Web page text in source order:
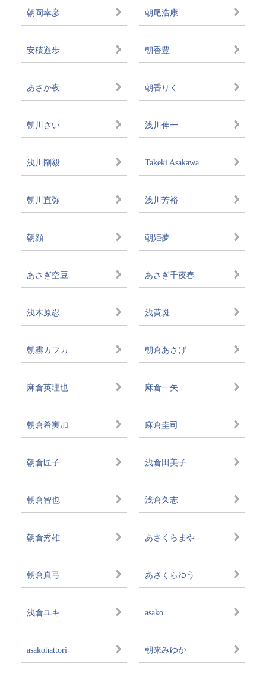
朝岡幸彦 朝尾浩康
安積遊歩 朝香豊
あさか夜 朝香りく
朝川さい 浅川伸一
浅川剛毅 Takeki Asakawa
朝川直弥 浅川芳裕
朝顔 朝姫夢
あさぎ空豆 あさぎ千夜春
浅木原忍 浅黄斑
朝霧カフカ 朝倉あさげ
麻倉英理也 麻倉一矢
朝倉希実加 麻倉圭司
朝倉匠子 浅倉田美子
朝倉智也 浅倉久志
朝倉秀雄 あさくらまや
朝倉真弓 あさくらゆう
浅倉ユキ asako
asakohattori 朝来みゆか